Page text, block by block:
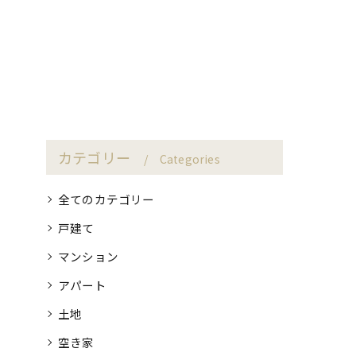
カテゴリー Categories
全てのカテゴリー
戸建て
マンション
アパート
土地
空き家